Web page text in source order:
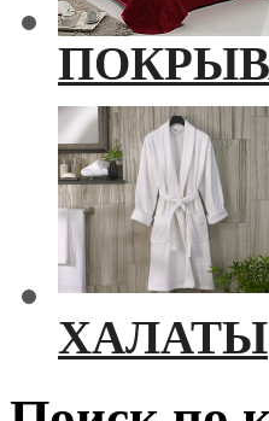
ХАЛАТЫ